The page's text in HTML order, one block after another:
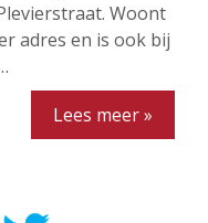
Woont
adres en is ook bij
Lees meer »